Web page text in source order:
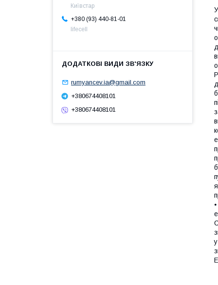
Київстар
+380 (93) 440-81-01
lifecell
rumyancev.ia@gmail.com
+380674408101
+380674408101